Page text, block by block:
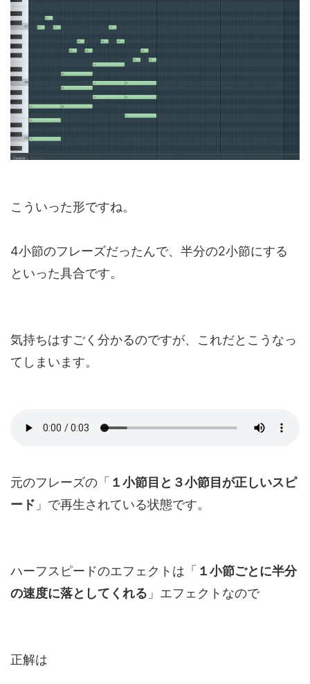
こういった形ですね。
4小節のフレーズだったんで、半分の2小節にする
といった具合です。
気持ちはすごく分かるのですが、これだとこうなっ
てしまいます。
元のフレーズの「 １小節目と３小節目が正しいスピ
ード 」で再生されている状態です。
ハーフスピードのエフェクトは「 １小節ごとに半分
の速度に落としてくれる 」エフェクトなので
正解は